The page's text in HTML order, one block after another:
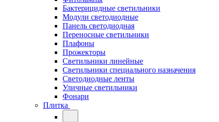
Бактерицидные светильники
Модули светодиодные
Панель светодиодная
Переносные светильники
Плафоны
Прожекторы
Светильники линейные
Светильники специального назначения
Светодиодные ленты
Уличные светильники
Фонари
Плитка